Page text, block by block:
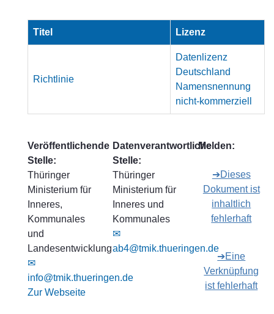
Titel Lizenz
Richtlinie
Datenlizenz
Deutschland
Namensnennung
nicht-kommerziell
Veröffentlichende
Stelle:
Thüringer
Ministerium für
Inneres,
Kommunales
und
Landesentwicklung
✉
info@tmik.thueringen.de
Zur Webseite
Datenverantwortliche
Stelle:
Thüringer
Ministerium für
Inneres und
Kommunales
✉
ab4@tmik.thueringen.de
Melden:
➔Dieses
Dokument ist
inhaltlich
fehlerhaft
➔Eine
Verknüpfung
ist fehlerhaft